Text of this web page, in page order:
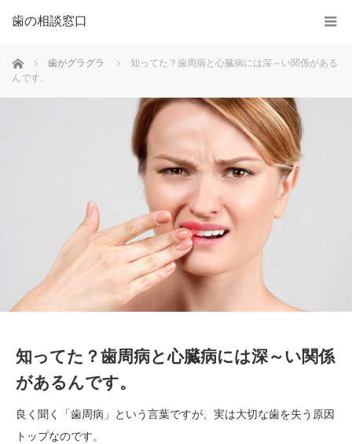
歯の相談窓口
ホーム 歯がグラグラ
知ってた？歯周病と心臓病には深～い関係がある
んです。
知ってた？歯周病と心臓病には深～い関係
があるんです。
良く聞く「歯周病」という言葉ですが、実は大切な歯を失う原因
トップなのです。